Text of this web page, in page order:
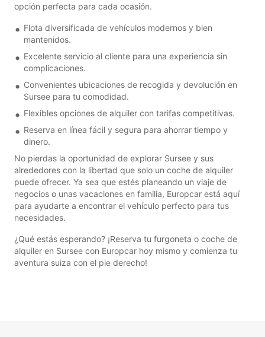
opción perfecta para cada ocasión.
Flota diversificada de vehículos modernos y bien
mantenidos.
Excelente servicio al cliente para una experiencia sin
complicaciones.
Convenientes ubicaciones de recogida y devolución en
Sursee para tu comodidad.
Flexibles opciones de alquiler con tarifas competitivas.
Reserva en línea fácil y segura para ahorrar tiempo y
dinero.
No pierdas la oportunidad de explorar Sursee y sus
alrededores con la libertad que solo un coche de alquiler
puede ofrecer. Ya sea que estés planeando un viaje de
negocios o unas vacaciones en familia, Europcar está aquí
para ayudarte a encontrar el vehículo perfecto para tus
necesidades.
¿Qué estás esperando? ¡Reserva tu furgoneta o coche de
alquiler en Sursee con Europcar hoy mismo y comienza tu
aventura suiza con el pie derecho!